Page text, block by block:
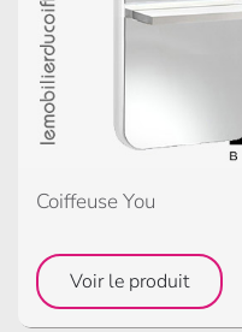
Coiffeuse You
Voir le produit